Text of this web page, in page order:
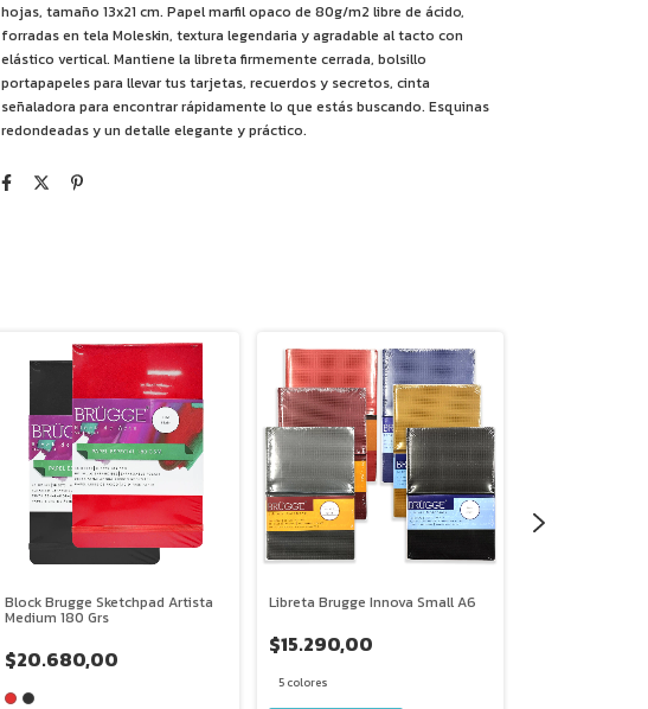
hojas, tamaño 13x21 cm. Papel marfil opaco de 80g/m2 libre de ácido,
forradas en tela Moleskin, textura legendaria y agradable al tacto con
elástico vertical. Mantiene la libreta firmemente cerrada, bolsillo
portapapeles para llevar tus tarjetas, recuerdos y secretos, cinta
señaladora para encontrar rápidamente lo que estás buscando. Esquinas
redondeadas y un detalle elegante y práctico.
Block Brugge Sketchpad Artista
Medium 180 Grs
$20.680,00
Libreta Brugge Innova Small A6
$15.290,00
5 colores